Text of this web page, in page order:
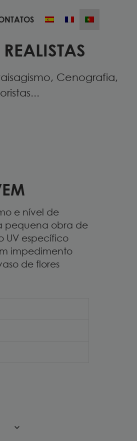
Cenografia,
e nível de
pequena obra de
UV específico
impedimento
de flores